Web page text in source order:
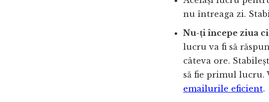
nu întreaga zi.
Nu-ți începe ziua
lucru va fi să
câteva ore.
să fie primul lucru.
emailurile eficient.